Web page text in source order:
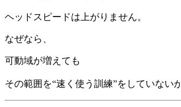
ヘッドスピードは上がりません。
なぜなら、
可動域が増えても
その範囲を“速く使う訓練”をしていない